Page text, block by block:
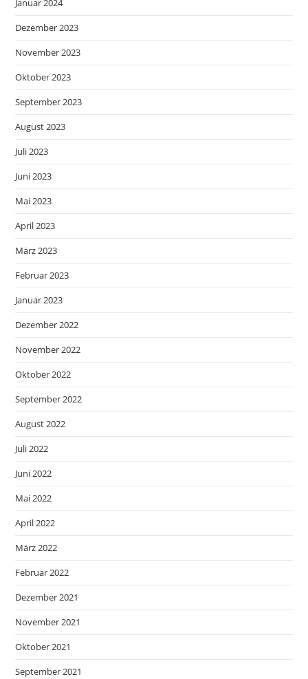
Januar 2024
Dezember 2023
November 2023
Oktober 2023
September 2023
August 2023
Juli 2023
Juni 2023
Mai 2023
April 2023
März 2023
Februar 2023
Januar 2023
Dezember 2022
November 2022
Oktober 2022
September 2022
August 2022
Juli 2022
Juni 2022
Mai 2022
April 2022
März 2022
Februar 2022
Dezember 2021
November 2021
Oktober 2021
September 2021